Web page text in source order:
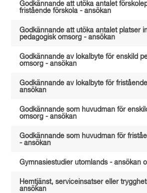
Godkännande att utöka antalet
fristående förskola - ansökan
Godkännande att utöka antalet platser
pedagogisk omsorg - ansökan
Godkännande av lokalbyte för enskild
omsorg - ansökan
Godkännande av lokalbyte för
ansökan
Godkännande som huvudman för
omsorg - ansökan
Godkännande som huvudman för
- ansökan
Gymnasiestudier utomlands - ansökan
Hemtjänst, serviceinsatser eller
ansökan